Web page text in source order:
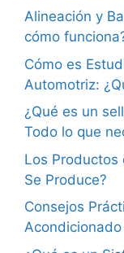
Alineación y
cómo
Cómo es
Automotriz:
¿Qué es un
Todo lo que
Los Productos
Se Produce?
Consejos